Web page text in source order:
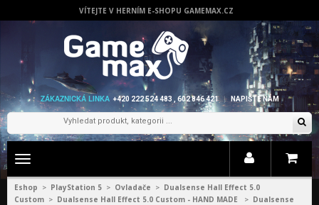
VÍTEJTE V HERNÍM E-SHOPU GAMEMAX.CZ
ZÁKAZNICKÁ LINKA +420 222 524 483 , 602 846 421 NAPIŠTE NÁM
Zobrazit
Eshop > PlayStation 5 > Ovladače > Dualsense Hall Effect 5.0
Custom > Dualsense Hall Effect 5.0 Custom - HAND MADE > Dualsense